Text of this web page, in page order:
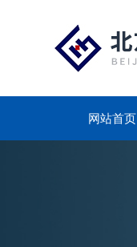
网站首页